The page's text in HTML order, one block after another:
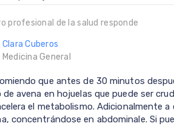
profesional de la salud responde
Clara Cuberos
Medicina General
que antes de 30 minutos
de avena en hojuelas que puede ser
el metabolismo. Adicionalmente
concentrándose en abdominale. Si